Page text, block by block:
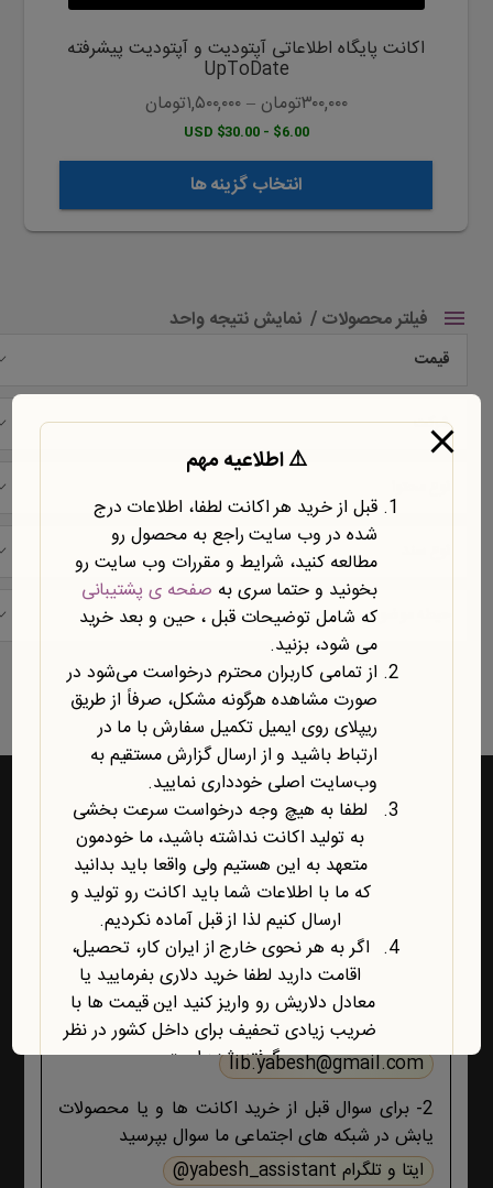
اکانت پایگاه اطلاعاتی آپتودیت و آپتودیت پیشرفته
UpToDate
۳۰۰,۰۰۰تومان –۱,۵۰۰,۰۰۰تومان
$6.00 - $30.00 USD
انتخاب گزینه ها
انتخاب
فیلتر محصولات نمایش نتیجه واحد
قیمت
شرکت
حیطه موضوعی
نمایش یک نتیجه
راه‌های ارتباط با یابش
1- برای پشتیبانی اکانت ها و فروشگاه ، حتما و حتما
ابتدا تمام اطلاعات محصول، صفحه پشتیبانی و پیام
های ایمیلی ،تکمیل سفارش و ثبت سفارش را مطالعه
کنید اگر هیچ جوابی برای مشکل شما نبود آنگاه ایمیل
lib.yabesh@gmail.com
2- برای سوال قبل از خرید اکانت ها و یا محصولات
یابش در شبکه های اجتماعی ما سوال بپرسید
ایتا و تلگرام yabesh_assistant@
⚠️ اطلاعیه مهم
قبل از خرید هر اکانت لطفا، اطلاعات درج
شده در وب سایت راجع به محصول رو
مطالعه کنید، شرایط و مقررات وب سایت رو
بخونید و حتما سری به صفحه ی پشتیبانی
که شامل توضیحات قبل ، حین و بعد خرید
می شود، بزنید.
از تمامی کاربران محترم درخواست می‌شود در
صورت مشاهده هرگونه مشکل، صرفاً از طریق
ریپلای روی ایمیل تکمیل سفارش با ما در
ارتباط باشید و از ارسال گزارش مستقیم به
وب‌سایت اصلی خودداری نمایید.
لطفا به هیچ وجه درخواست سرعت بخشی
به تولید اکانت نداشته باشید، ما خودمون
متعهد به این هستیم ولی واقعا باید بدانید
که ما با اطلاعات شما باید اکانت رو تولید و
ارسال کنیم لذا از قبل آماده نکردیم.
اگر به هر نحوی خارج از ایران کار، تحصیل،
اقامت دارید لطفا خرید دلاری بفرمایید یا
معادل دلاریش رو واریز کنید این قیمت ها با
ضریب زیادی تحفیف برای داخل کشور در نظر
گرفته شده است.
آخرین محصول اضافه شده به فروشگاه
امبیس AI است.
روش ارتباط با ما در پایین صفحات یابش
درچ شده است، مطابق موضوع با ما تماس